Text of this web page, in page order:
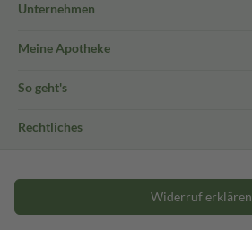
Unternehmen
Meine Apotheke
So geht's
Rechtliches
Widerruf erklären